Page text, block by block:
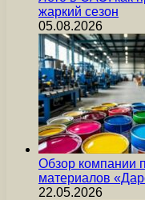
жаркий сезон
05.08.2026
Обзор компании
материалов
22.05.2026